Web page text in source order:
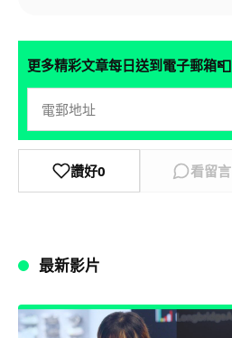
更多精彩文章每日送到電子郵箱📮
讚好0 看留言
最新影片